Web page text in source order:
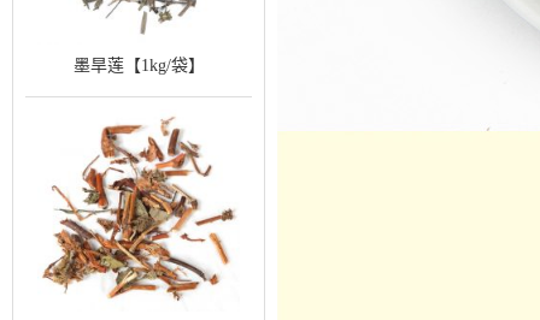
墨旱莲【1kg/袋】